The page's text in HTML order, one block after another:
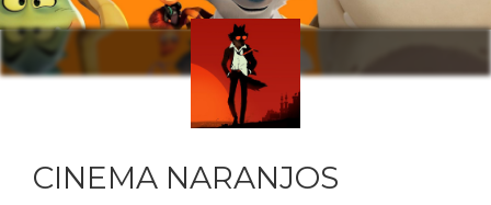
CINEMA NARANJOS